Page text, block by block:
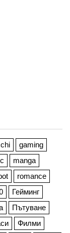
gaming
manga
romance
Гейминг
Пътуване
Филми